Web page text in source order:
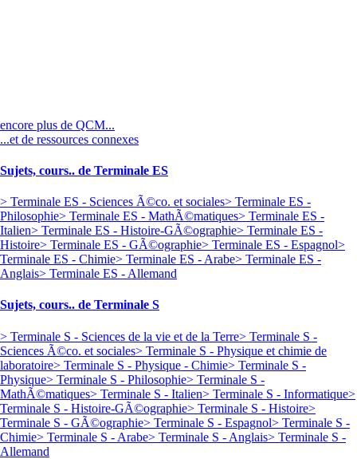
encore plus de QCM...
...et de ressources connexes
Sujets, cours.. de Terminale ES
> Terminale ES - Sciences Ã©co. et sociales> Terminale ES -
Philosophie> Terminale ES - MathÃ©matiques> Terminale ES -
Italien> Terminale ES - Histoire-GÃ©ographie> Terminale ES -
Histoire> Terminale ES - GÃ©ographie> Terminale ES - Espagnol>
Terminale ES - Chimie> Terminale ES - Arabe> Terminale ES -
Anglais> Terminale ES - Allemand
Sujets, cours.. de Terminale S
> Terminale S - Sciences de la vie et de la Terre> Terminale S -
Sciences Ã©co. et sociales> Terminale S - Physique et chimie de
laboratoire> Terminale S - Physique - Chimie> Terminale S -
Physique> Terminale S - Philosophie> Terminale S -
MathÃ©matiques> Terminale S - Italien> Terminale S - Informatique>
Terminale S - Histoire-GÃ©ographie> Terminale S - Histoire>
Terminale S - GÃ©ographie> Terminale S - Espagnol> Terminale S -
Chimie> Terminale S - Arabe> Terminale S - Anglais> Terminale S -
Allemand